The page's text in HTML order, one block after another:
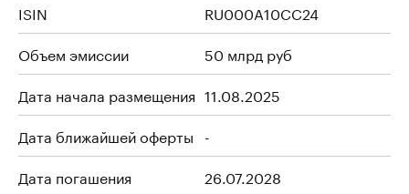
ISIN
RU000A10CC24
Объем эмиссии
50 млрд руб
Дата начала размещения 11.08.2025
Дата ближайшей оферты -
Дата погашения
26.07.2028